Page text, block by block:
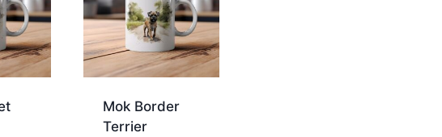
Mok Border
Terrier